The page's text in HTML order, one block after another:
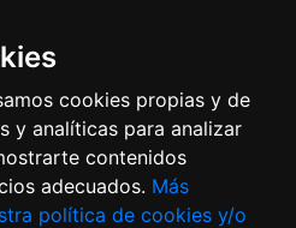
cookies propias y de
y analíticas para analizar
contenidos
adecuados. Más
política de cookies y/o